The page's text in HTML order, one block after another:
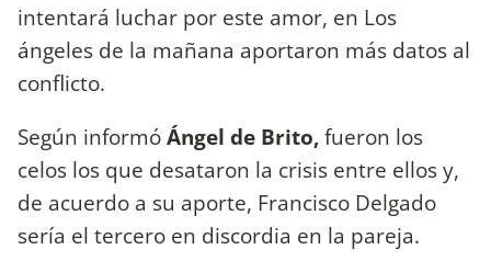
intentará luchar por este amor, en Los
ángeles de la mañana aportaron más datos al
conflicto.
Según informóÁngel de Brito,fueron los
celos los que desataron la crisis entre ellos y,
de acuerdo a su aporte, Francisco Delgado
sería el tercero en discordia en la pareja.